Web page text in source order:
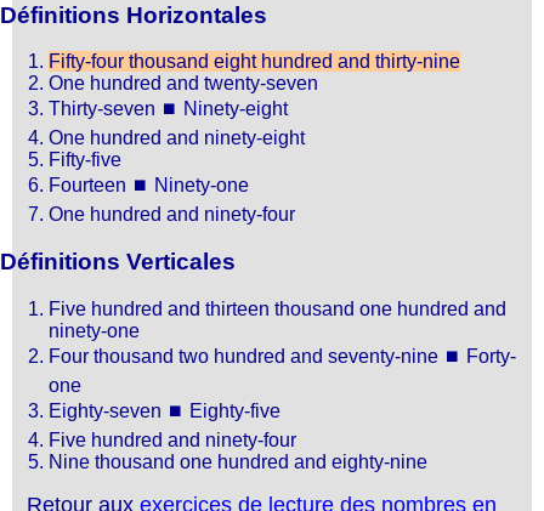
Définitions Horizontales
Fifty-four thousand eight hundred and thirty-nine
One hundred and twenty-seven
Thirty-seven ⏹ Ninety-eight
One hundred and ninety-eight
Fifty-five
Fourteen ⏹ Ninety-one
One hundred and ninety-four
Définitions Verticales
Five hundred and thirteen thousand one hundred and
ninety-one
Four thousand two hundred and seventy-nine ⏹ Forty-
one
Eighty-seven ⏹ Eighty-five
Five hundred and ninety-four
Nine thousand one hundred and eighty-nine
Retour auxexercices de lecture des nombres en